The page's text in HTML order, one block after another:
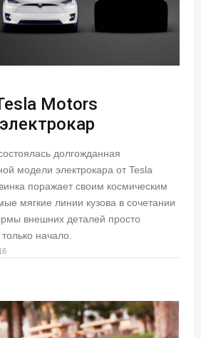
Motors
долгожданная
модели электрокара от Tesla
поражает своим космическим
мягкие линии кузова в сочетании
внешних деталей просто
начало.